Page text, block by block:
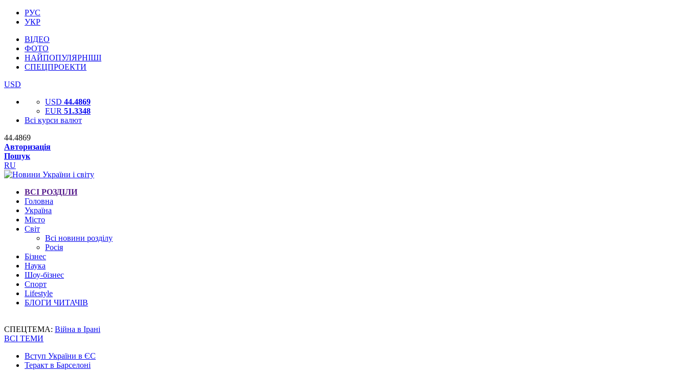
РУС
УКР
ВІДЕО
ФОТО
НАЙПОПУЛЯРНІШІ
СПЕЦПРОЕКТИ
USD
USD 44.4869
EUR 51.3348
Всі курси валют
44.4869
Авторизація
Пошук
RU
ВСІ РОЗДІЛИ
Головна
Україна
Місто
Світ
Всі новини розділу
Росія
Бізнес
Наука
Шоу-бізнес
Спорт
Lifestyle
БЛОГИ ЧИТАЧІВ
СПЕЦТЕМА: Війна в Ірані
ВСІ ТЕМИ
Вступ України в ЄС
Теракт в Барселоні